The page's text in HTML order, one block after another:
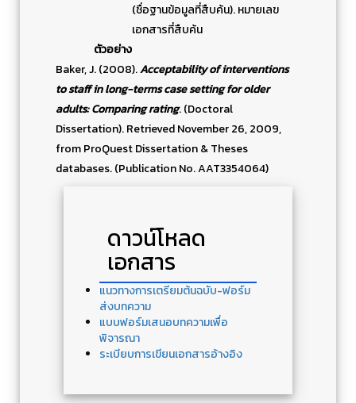
(ชื่อฐานข้อมูลที่สืบค้น). หมายเลข
เอกสารที่สืบค้น
ตัวอย่าง
Baker, J. (2008).Acceptability of interventions
to staff in long-terms case setting for older
adults: Comparing rating. (Doctoral
Dissertation). Retrieved November 26, 2009,
from ProQuest Dissertation & Theses
databases. (Publication No. AAT3354064)
ดาวน์โหลด
เอกสาร
แนวทางการเตรียมต้นฉบับ-ฟอร์ม
ส่งบทความ
แบบฟอร์มเสนอบทความเพื่อ
พิจารณา
ระเบียบการเขียนเอกสารอ้างอิง